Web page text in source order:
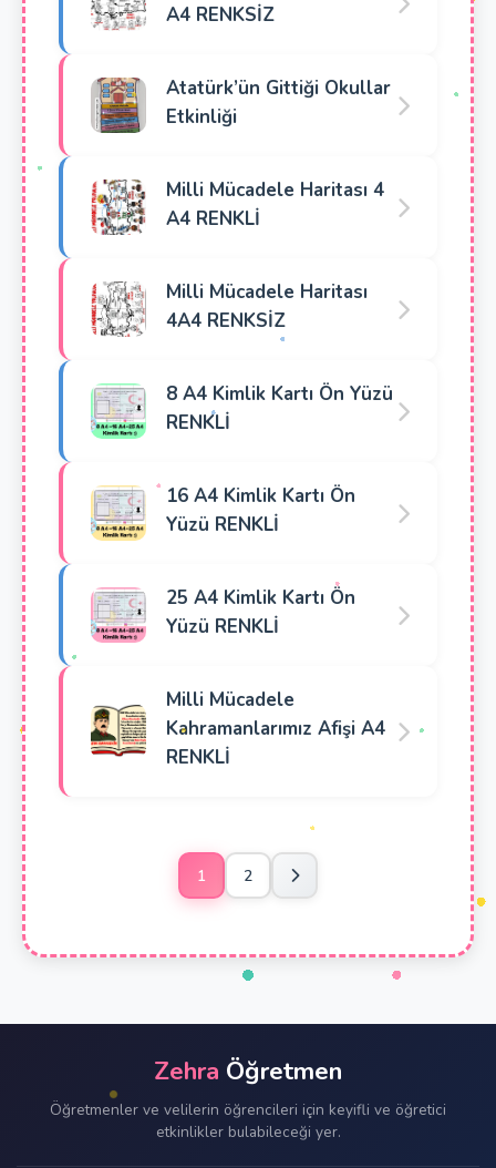
A4 RENKSİZ
Atatürk’ün Gittiği Okullar
Etkinliği
Milli Mücadele Haritası 4
A4 RENKLİ
Milli Mücadele Haritası
4A4 RENKSİZ
8 A4 Kimlik Kartı Ön Yüzü
RENKLİ
16 A4 Kimlik Kartı Ön
Yüzü RENKLİ
25 A4 Kimlik Kartı Ön
Yüzü RENKLİ
Milli Mücadele
Kahramanlarımız Afişi A4
RENKLİ
1 2
Zehra Öğretmen
Öğretmenler ve velilerin öğrencileri için keyifli ve öğretici
etkinlikler bulabileceği yer.